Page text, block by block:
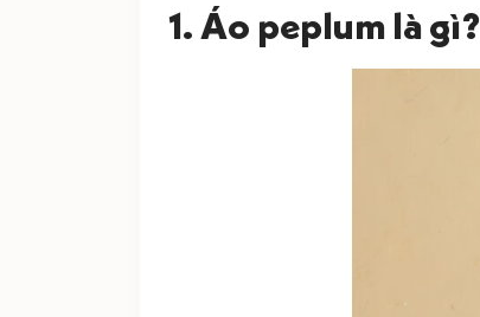
1. Áo peplum là gì?